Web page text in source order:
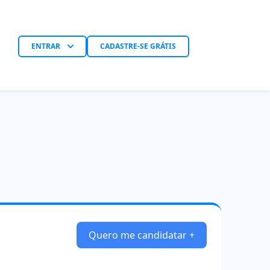
ENTRAR CADASTRE-SE GRÁTIS
Quero me candidatar +